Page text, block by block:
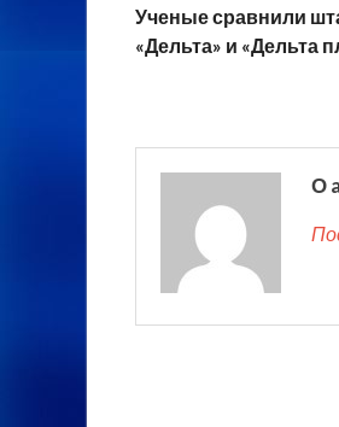
Ученые сравнили
«Дельта» и «Дельта
О